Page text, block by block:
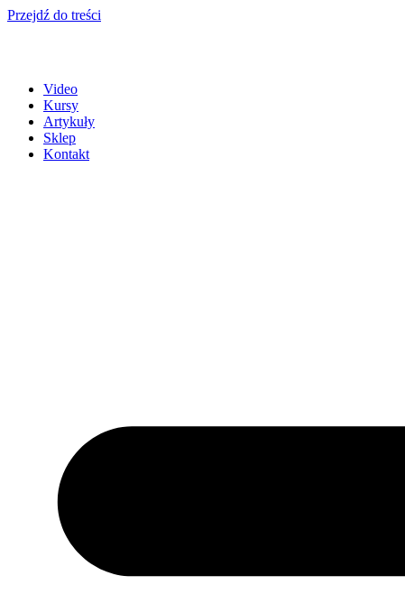
Przejdź do treści
Video
Kursy
Artykuły
Sklep
Kontakt